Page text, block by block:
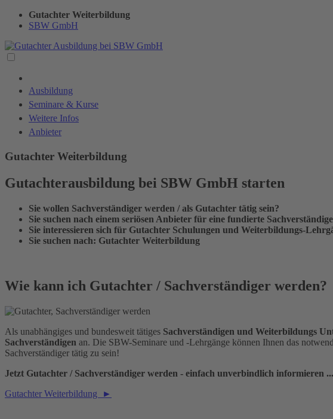
Gutachter Weiterbildung
SBW GmbH
Ausbildung
Seminare & Kurse
Weitere Infos
Anbieter
Gutachter Weiterbildung
Gutachterausbildung bei SBW GmbH starten
Sie wollen Sachverständiger werden / als Gutachter tätig sein?
Sie suchen nach einem seriösen Anbieter für eine fundierte
Sie interessieren sich für Gutachter Schulungen und Weiterbildungs-
Sie suchen nach: Gutachter Weiterbildung
Wie kann ich Gutachter / Sachverständiger werden?
Als unabhängiges und bundesweit tätiges Sachverständigen und Weiterbildungs
Sachverständigen an. Die SBW-Seminare und -Lehrgänge können Ihnen das
Sachverständiger tätig zu sein!
Jetzt Gutachter / Sachverständiger werden - einfach unverbindlich informieren ...
Gutachter Weiterbildung ►